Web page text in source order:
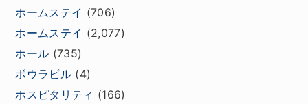
ホームステイ (706)
ホームステイ (2,077)
ホール (735)
ボウラビル (4)
ホスピタリティ (166)